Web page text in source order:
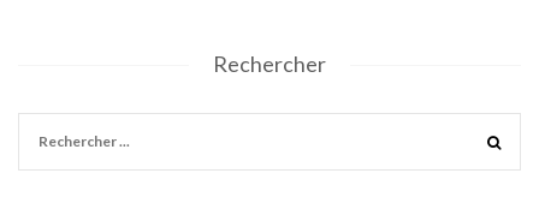
Rechercher